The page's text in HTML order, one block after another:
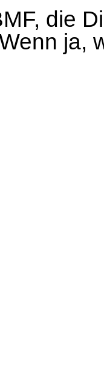
die
ja,